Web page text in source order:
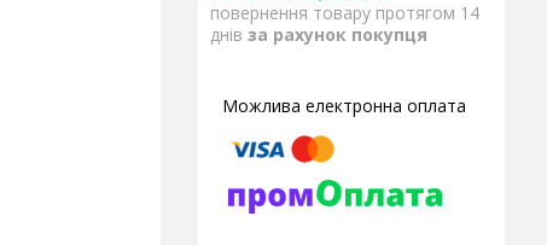
повернення товару протягом 14
днів за рахунок покупця